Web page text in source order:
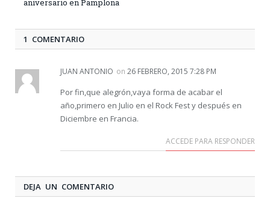
aniversario en Pamplona
1 COMENTARIO
JUAN ANTONIO on 26 FEBRERO, 2015 7:28 PM
Por fin,que alegrón,vaya forma de acabar el
año,primero en Julio en el Rock Fest y después en
Diciembre en Francia.
ACCEDE PARA RESPONDER
DEJA UN COMENTARIO